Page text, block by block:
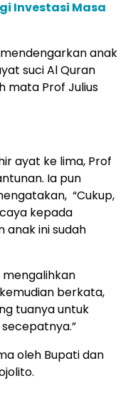
Mahasiswa
Investasi Masa
anak
suci Al Quran
ayat ke lima, Prof
Ia pun
“Cukup,
kepada
mengalihkan
berkata,
tuanya untuk
oleh Bupati dan